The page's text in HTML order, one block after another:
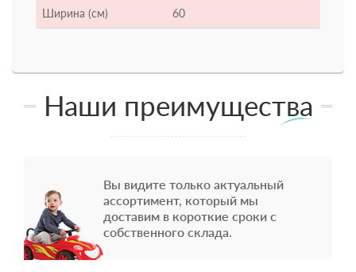
Ширина (см) 60
Наши преимущества
Вы видите только актуальный
ассортимент, который мы
доставим в короткие сроки с
собственного склада.